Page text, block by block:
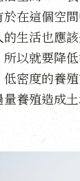
在這個空
生活也應
以就要降
密度的養
養殖造成